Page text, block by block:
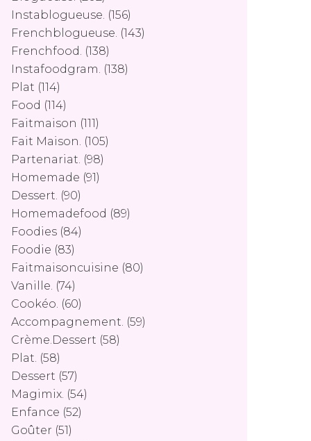
Instablogueuse. (156)
Frenchblogueuse. (143)
Frenchfood. (138)
Instafoodgram. (138)
Plat (114)
Food (114)
Faitmaison (111)
Fait Maison. (105)
Partenariat. (98)
Homemade (91)
Dessert. (90)
Homemadefood (89)
Foodies (84)
Foodie (83)
Faitmaisoncuisine (80)
Vanille. (74)
Cookéo. (60)
Accompagnement. (59)
Crème.dessert (58)
Plat. (58)
Dessert (57)
Magimix. (54)
Enfance (52)
Goûter (51)